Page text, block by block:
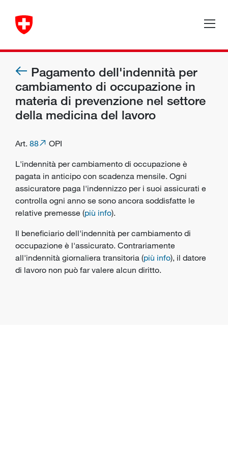
Pagamento dell'indennità per
cambiamento di occupazione in
materia di prevenzione nel settore
della medicina del lavoro
Art. 88
OPI
L'indennità per cambiamento di occupazione è
pagata in anticipo con scadenza mensile. Ogni
assicuratore paga l'indennizzo per i suoi assicurati e
controlla ogni anno se sono ancora soddisfatte le
relative premesse (più info).
Il beneficiario dell'indennità per cambiamento di
occupazione è l'assicurato. Contrariamente
all'indennità giornaliera transitoria (più info), il datore
di lavoro non può far valere alcun diritto.